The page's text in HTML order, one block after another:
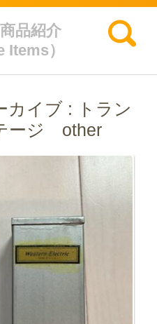
品紹介
Items）
検索:
カイブ :
トラン
ージ other